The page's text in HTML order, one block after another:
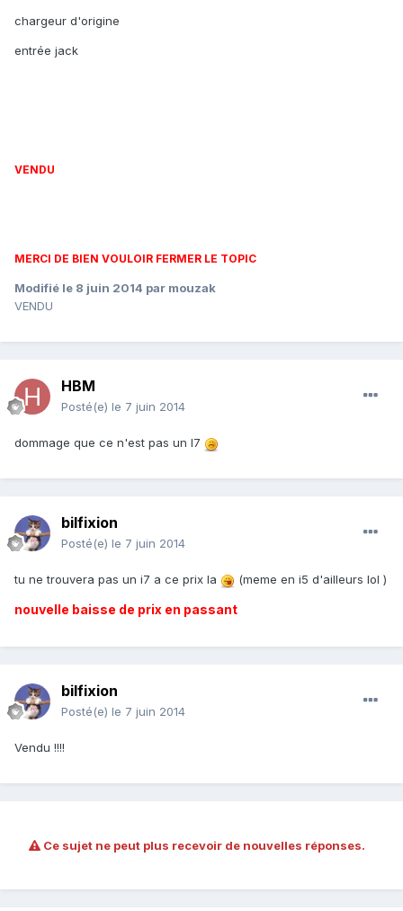
chargeur d'origine
entrée jack
VENDU
MERCI DE BIEN VOULOIR FERMER LE TOPIC
Modifié le 8 juin 2014 par mouzak
VENDU
HBM
Posté(e) le 7 juin 2014
dommage que ce n'est pas un I7
bilfixion
Posté(e) le 7 juin 2014
tu ne trouvera pas un i7 a ce prix la (meme en i5 d'ailleurs lol )
nouvelle baisse de prix en passant
bilfixion
Posté(e) le 7 juin 2014
Vendu !!!!
Ce sujet ne peut plus recevoir de nouvelles réponses.